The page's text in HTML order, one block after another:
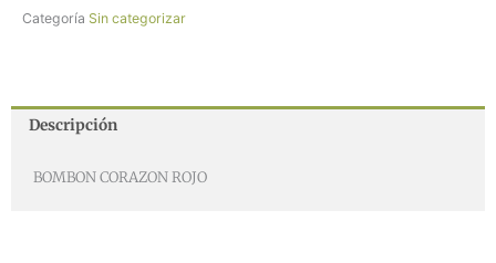
Categoría Sin categorizar
Descripción
BOMBON CORAZON ROJO